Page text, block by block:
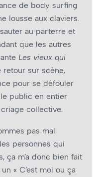
de body surfing
lousse aux claviers.
au parterre et
que les autres
Les vieux qui
retour sur scène,
pour se défouler
public en entier
collective.
pas mal
personnes qui
ça m’a donc bien fait
« C’est moi ou ça